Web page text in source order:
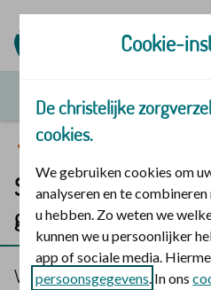
Stille tijd uitdaging
Stille tijd-extra
gezinsmoment
Via ons programmaGeloof
Cookie-
De christelijke
cookies.
We gebruiken cookies om
analyseren en te
u hebben. Zo weten we
kunnen we u persoonlijker
app of sociale media.
persoonsgegevens. In ons